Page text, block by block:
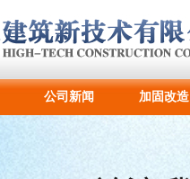
公司新闻 加固改造